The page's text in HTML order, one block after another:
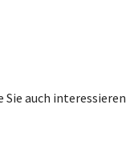
Sie auch interessieren